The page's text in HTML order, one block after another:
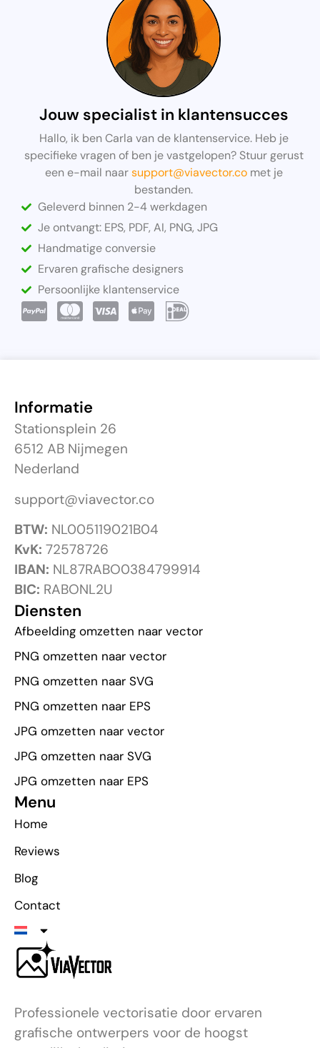
Jouw specialist in klantensucces
Hallo, ik ben Carla van de klantenservice. Heb je
specifieke vragen of ben je vastgelopen? Stuur gerust
een e-mail naarsupport@viavector.comet je
bestanden.
Geleverd binnen 2-4 werkdagen
Je ontvangt: EPS, PDF, AI, PNG, JPG
Handmatige conversie
Ervaren grafische designers
Persoonlijke klantenservice
Professionele vectorisatie door ervaren
grafische ontwerpers voor de hoogst
Diensten
Afbeelding omzetten naar vector
PNG omzetten naar vector
PNG omzetten naar SVG
PNG omzetten naar EPS
JPG omzetten naar vector
JPG omzetten naar SVG
JPG omzetten naar EPS
Menu
Home
Reviews
Blog
Contact
Informatie
Stationsplein 26
6512 AB Nijmegen
Nederland
support@viavector.co
BTW: NL005119021B04
KvK: 72578726
IBAN: NL87RABO0384799914
BIC: RABONL2U